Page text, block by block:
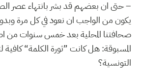
– حتى ان بعضهم قد بشر بانتهاء عصر
يكون من الواجب ان نعود في كل مرة
صحافتنا المحلية بعد خمس سنوات من
المسبوقة: هل كانت ”ثورة الكلمة“
التونسية؟